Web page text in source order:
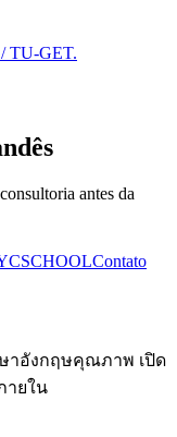
TU-GET.
antes da
Contato
ษาอังกฤษคุณภาพ เปิด
ายใน